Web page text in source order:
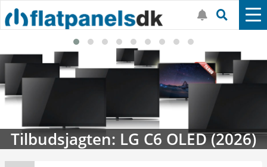
Tilbudsjagten: LG C6 OLED (2026)